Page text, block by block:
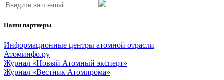
Наши партнеры
Информационные центры атомной отрасли
Атоминфо.ру
Журнал «Новый Атомный эксперт»
Журнал «Вестник Атомпрома»